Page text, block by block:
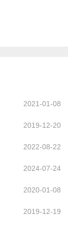
2021-01-08
2019-12-20
2022-08-22
2024-07-24
2020-01-08
2019-12-19